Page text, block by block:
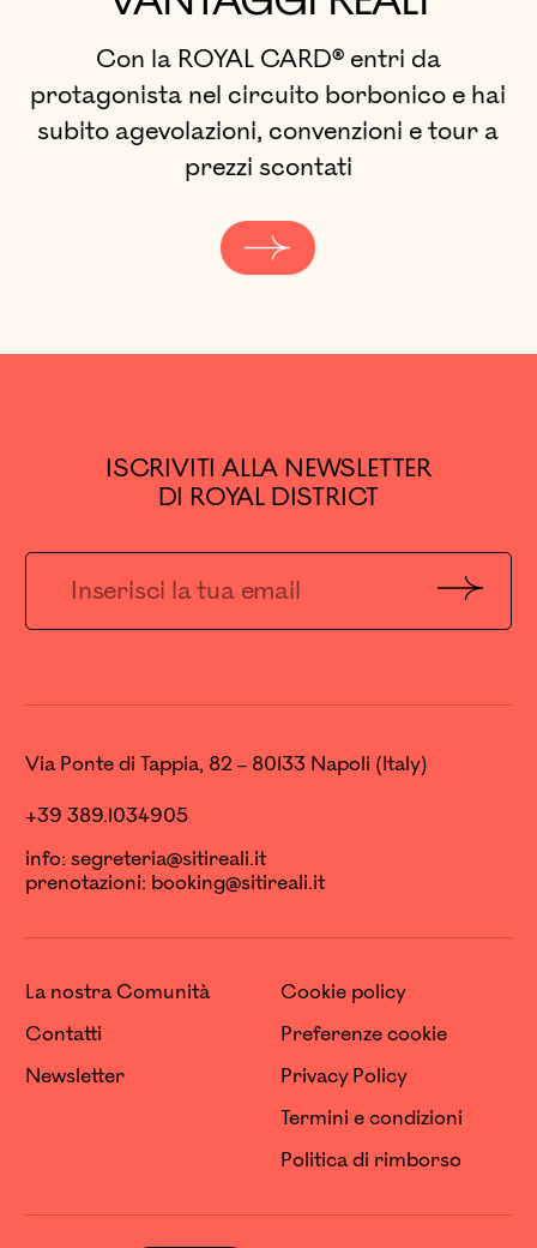
Con la ROYAL CARD® entri da
protagonista nel circuito borbonico e hai
subito agevolazioni, convenzioni e tour a
prezzi scontati
ISCRIVITI ALLA NEWSLETTER
DI ROYAL DISTRICT
Invia
Via Ponte di Tappia, 82 – 80133 Napoli (Italy)
+39 389.1034905
info: segreteria@sitireali.it
prenotazioni: booking@sitireali.it
La nostra Comunità
Contatti
Newsletter
Cookie policy
Preferenze cookie
Privacy Policy
Termini e condizioni
Politica di rimborso